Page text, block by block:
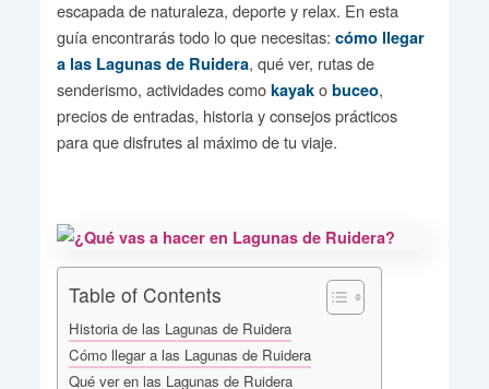
escapada de naturaleza, deporte y relax. En esta
guía encontrarás todo lo que necesitas: cómo llegar
a las Lagunas de Ruidera, qué ver, rutas de
senderismo, actividades como kayako buceo,
precios de entradas, historia y consejos prácticos
para que disfrutes al máximo de tu viaje.
Table of Contents
Historia de las Lagunas de Ruidera
Cómo llegar a las Lagunas de Ruidera
Qué ver en las Lagunas de Ruidera